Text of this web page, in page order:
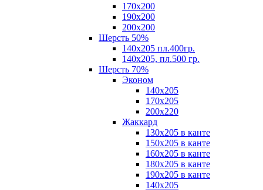
170х200
190х200
200х200
Шерсть 50%
140х205 пл.400гр.
140х205, пл.500 гр.
Шерсть 70%
Эконом
140х205
170х205
200х220
Жаккард
130х205 в канте
150х205 в канте
160х205 в канте
180х205 в канте
190х205 в канте
140х205